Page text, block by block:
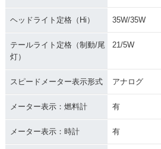
ヘッドライト定格（Hi） 35W/35W
テールライト定格（制動/尾
灯）
21/5W
スピードメーター表示形式 アナログ
メーター表示：燃料計 有
メーター表示：時計 有